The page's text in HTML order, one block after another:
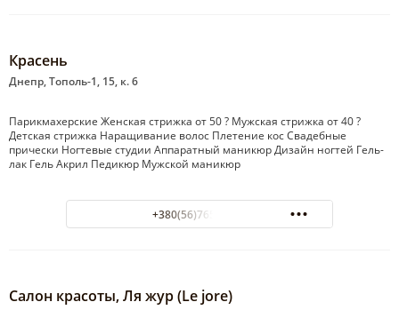
Красень
Днепр, Тополь-1, 15, к. 6
Парикмахерские Женская стрижка от 50 ? Мужская стрижка от 40 ?
Детская стрижка Наращивание волос Плетение кос Свадебные
прически Ногтевые студии Аппаратный маникюр Дизайн ногтей Гель-
лак Гель Акрил Педикюр Мужской маникюр
+380(56)765-29-85
Салон красоты, Ля жур (Le jore)